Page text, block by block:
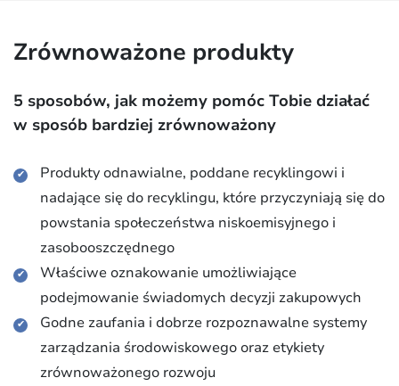
Zrównoważone produkty
5 sposobów, jak możemy pomóc Tobie działać
w sposób bardziej zrównoważony
Produkty odnawialne, poddane recyklingowi i
nadające się do recyklingu, które przyczyniają się do
powstania społeczeństwa niskoemisyjnego i
zasobooszczędnego
Właściwe oznakowanie umożliwiające
podejmowanie świadomych decyzji zakupowych
Godne zaufania i dobrze rozpoznawalne systemy
zarządzania środowiskowego oraz etykiety
zrównoważonego rozwoju